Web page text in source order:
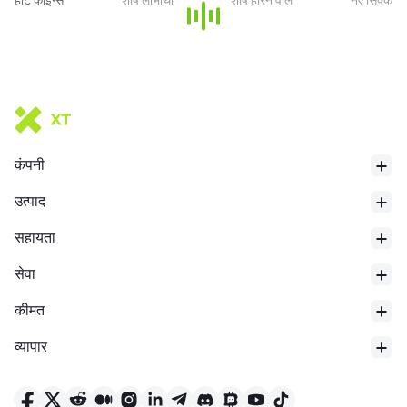
24 घंटे का न्यूनतम तापमान
कंपनी
उत्पाद
सहायता
सेवा
कीमत
व्यापार